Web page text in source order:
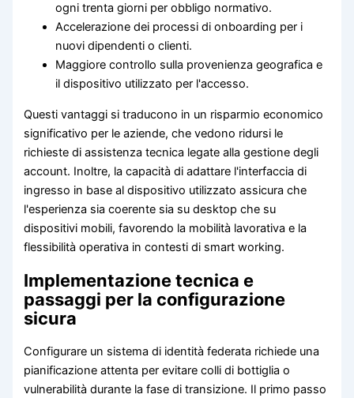
ogni trenta giorni per obbligo normativo.
Accelerazione dei processi di onboarding per i
nuovi dipendenti o clienti.
Maggiore controllo sulla provenienza geografica e
il dispositivo utilizzato per l'accesso.
Questi vantaggi si traducono in un risparmio economico
significativo per le aziende, che vedono ridursi le
richieste di assistenza tecnica legate alla gestione degli
account. Inoltre, la capacità di adattare l'interfaccia di
ingresso in base al dispositivo utilizzato assicura che
l'esperienza sia coerente sia su desktop che su
dispositivi mobili, favorendo la mobilità lavorativa e la
flessibilità operativa in contesti di smart working.
Implementazione tecnica e
passaggi per la configurazione
sicura
Configurare un sistema di identità federata richiede una
pianificazione attenta per evitare colli di bottiglia o
vulnerabilità durante la fase di transizione. Il primo passo